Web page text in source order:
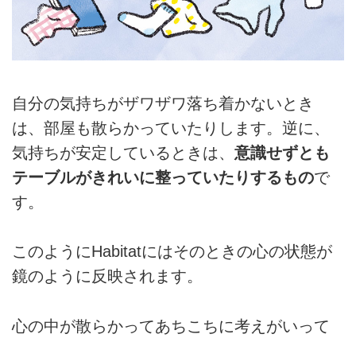
自分の気持ちがザワザワ落ち着かないとき
は、部屋も散らかっていたりします。逆に、
気持ちが安定しているときは、 意識せずとも
テーブルがきれいに整っていたりするもので
す。
このようにHabitatにはそのときの心の状態が
鏡のように反映されます。
心の中が散らかってあちこちに考えがいって